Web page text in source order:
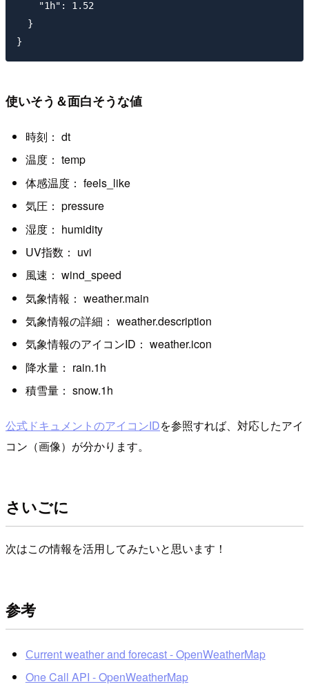
    "1h": 1.52
  }
使いそう＆面白そうな値
時刻： dt
温度： temp
体感温度： feels_like
気圧： pressure
湿度： humidity
UV指数： uvi
風速： wind_speed
気象情報： weather.main
気象情報の詳細： weather.description
気象情報のアイコンID： weather.icon
降水量： rain.1h
積雪量： snow.1h
公式ドキュメントのアイコンIDを参照すれば、対応したアイ
コン（画像）が分かります。
さいごに
次はこの情報を活用してみたいと思います！
参考
Сurrent weather and forecast - OpenWeatherMap
One Call API - OpenWeatherMap